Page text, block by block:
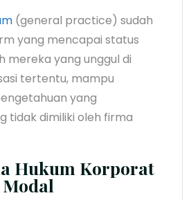
(general practice) sudah
yang mencapai status
mereka yang unggul di
tertentu, mampu
yang
tidak dimiliki oleh firma
Hukum Korporat